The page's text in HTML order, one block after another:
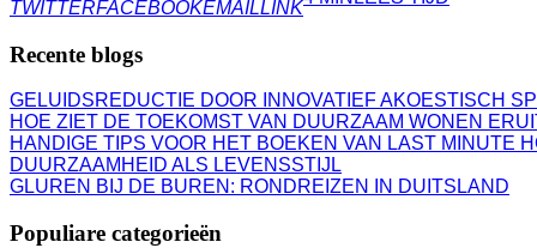
TWITTERFACEBOOKEMAILLINK
Recente blogs
GELUIDSREDUCTIE DOOR INNOVATIEF AKOESTISCH
HOE ZIET DE TOEKOMST VAN DUURZAAM WONEN
HANDIGE TIPS VOOR HET BOEKEN VAN LAST MINUTE
DUURZAAMHEID ALS LEVENSSTIJL
GLUREN BIJ DE BUREN: RONDREIZEN IN DUITSLAND
Populiare categorieën